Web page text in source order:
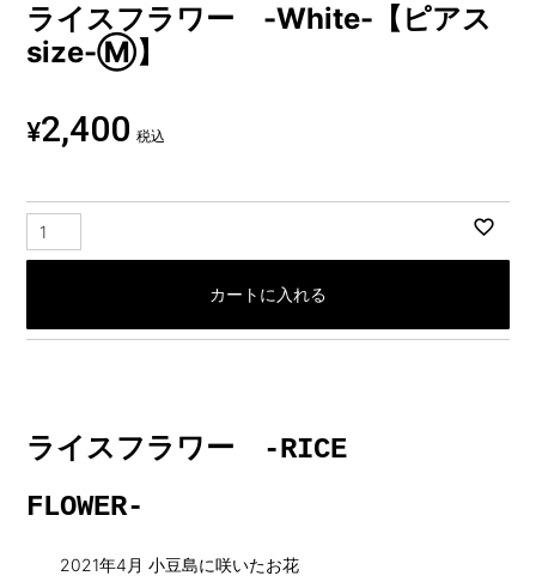
ライスフラワー -White-【ピアス
size-Ⓜ】
¥2,400 税込
カートに入れる
ライスフラワー -RICE
FLOWER-
2021年4月 小豆島に咲いたお花